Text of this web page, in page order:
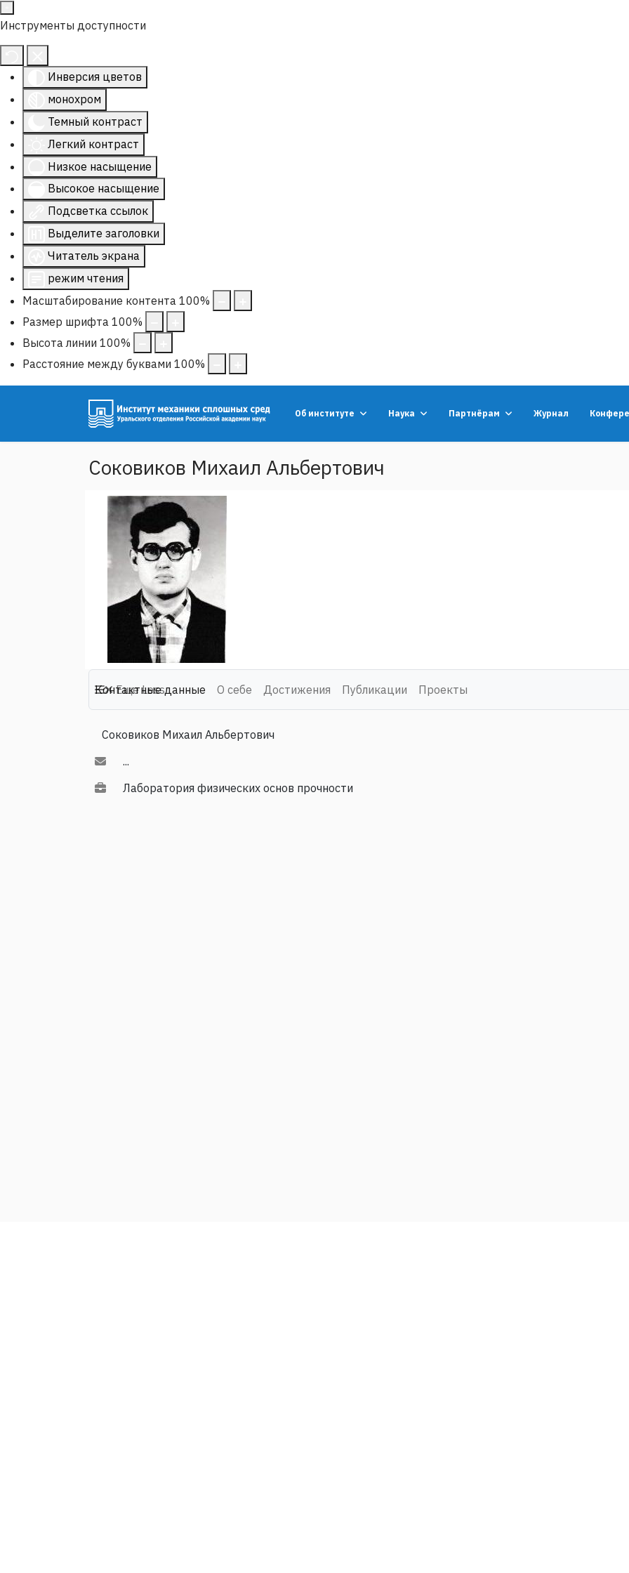
Инструменты доступности
Инверсия цветов
монохром
Темный контраст
Легкий контраст
Низкое насыщение
Высокое насыщение
Подсветка ссылок
Выделите заголовки
Читатель экрана
режим чтения
Масштабирование контента 100%
Размер шрифта 100%
Высота линии 100%
Расстояние между буквами 100%
Об институте Наука Партнёрам Журнал
Соковиков Михаил Альбертович
Контактные данные О себе Достижения Публикации Проекты
Еще Less
Соковиков Михаил Альбертович
...
Лаборатория физических основ прочности